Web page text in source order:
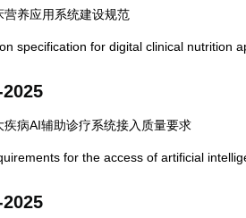
养应用系统建设规范
specification for digital clinical nutrition
病AI辅助诊疗系统接入质量要求
for the access of artificial